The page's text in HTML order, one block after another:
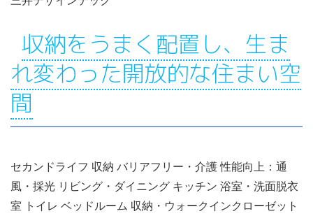
収納をうまく配置し、生ま
れ変わった開放的な住まい空
間
セカンドライフ 収納 バリアフリー・介護 性能向上：通
風・採光 リビング・ダイニング キッチン 浴室・洗面脱衣
室 トイレ ベッドルーム 収納・ウォークインクローゼット